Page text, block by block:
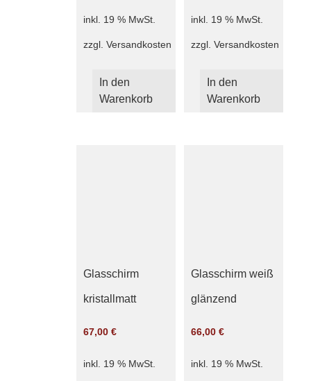
inkl. 19 % MwSt.
zzgl. Versandkosten
In den
Warenkorb
inkl. 19 % MwSt.
zzgl. Versandkosten
In den
Warenkorb
Glasschirm
kristallmatt
67,00 €
inkl. 19 % MwSt.
Glasschirm weiß
glänzend
66,00 €
inkl. 19 % MwSt.